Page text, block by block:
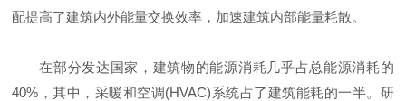
配提高了建筑内外能量交换效率，加速建筑内部能量耗散。
在部分发达国家，建筑物的能源消耗几乎占总能源消耗的
40%，其中，采暖和空调(HVAC)系统占了建筑能耗的一半。研